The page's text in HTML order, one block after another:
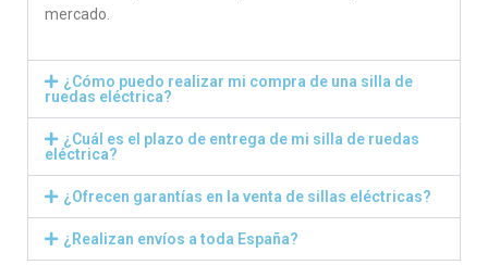
mercado.
¿Cómo puedo realizar mi compra de una silla de
ruedas eléctrica?
¿Cuál es el plazo de entrega de mi silla de ruedas
eléctrica?
¿Ofrecen garantías en la venta de sillas eléctricas?
¿Realizan envíos a toda España?